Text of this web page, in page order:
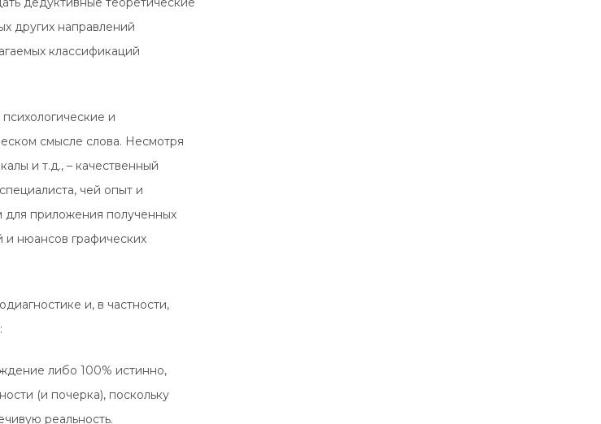
других направлений
классификаций
и
смысле слова. Несмотря
и т.д., – качественный
чей опыт и
для приложения полученных
и нюансов графических
и, в частности,
либо 100% истинно,
(и почерка), поскольку
реальность.